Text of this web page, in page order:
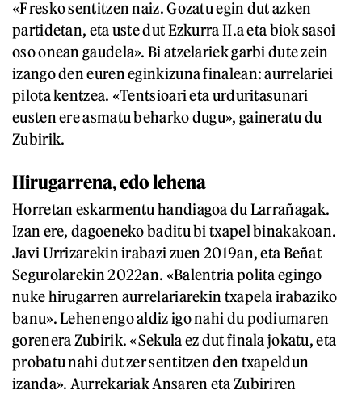
«Fresko sentitzen naiz. Gozatu egin dut azken
partidetan, eta uste dut Ezkurra II.a eta biok sasoi
oso onean gaudela». Bi atzelariek garbi dute zein
izango den euren eginkizuna finalean: aurrelariei
pilota kentzea. «Tentsioari eta urduritasunari
eusten ere asmatu beharko dugu», gaineratu du
Zubirik.
Hirugarrena, edo lehena
Horretan eskarmentu handiagoa du Larrañagak.
Izan ere, dagoeneko baditu bi txapel binakakoan.
Javi Urrizarekin irabazi zuen 2019an, eta Beñat
Segurolarekin 2022an. «Balentria polita egingo
nuke hirugarren aurrelariarekin txapela irabaziko
banu». Lehenengo aldiz igo nahi du podiumaren
gorenera Zubirik. «Sekula ez dut finala jokatu, eta
probatu nahi dut zer sentitzen den txapeldun
izanda». Aurrekariak Ansaren eta Zubiriren